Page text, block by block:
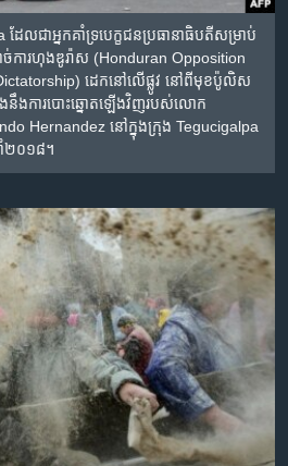
ែល​ជា​អ្នក​គាំទ្រ​បេក្ខជន​ប្រធានាធិបតី​សម្រាប់​
ច់​ការ​ហុងឌូរ៉ាស (Honduran Opposition
ដេក​នៅ​លើ​ផ្លូវ​ នៅ​ពី​មុខ​ប៉ូលិស​
នឹង​ការ​បោះឆ្នោត​ឡើង​វិញ​របស់​លោក​
Hernandez នៅ​ក្នុង​ក្រុង Tegucigalpa
ាំ២០១៨។